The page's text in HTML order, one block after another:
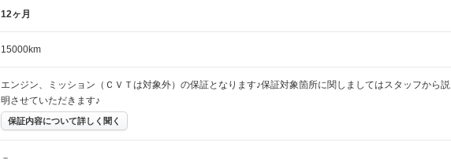
12ヶ月
15000km
エンジン、ミッション（ＣＶＴは対象外）の保証となります♪保証対象箇所に関しましてはスタッフから説
明させていただきます♪
保証内容について詳しく聞く
－